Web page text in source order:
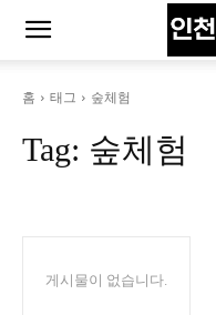
홈 태그 숲체험
Tag: 숲체험
게시물이 없습니다.